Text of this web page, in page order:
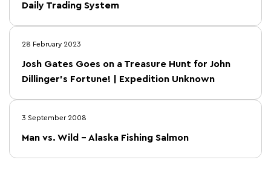
Daily Trading System
28 February 2023
Josh Gates Goes on a Treasure Hunt for John
Dillinger’s Fortune! | Expedition Unknown
3 September 2008
Man vs. Wild – Alaska Fishing Salmon